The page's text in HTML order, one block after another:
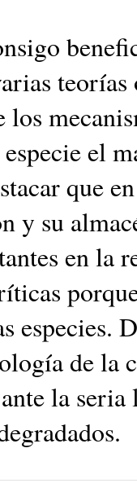
el
que
y su
en la
especies.
de la
la